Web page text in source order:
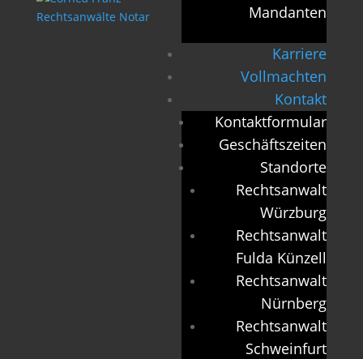
Mandanten
Karriere
Vollmachten
Kontakt
Kontaktformular
Geschäftszeiten
Standorte
Rechtsanwalt
Würzburg
Rechtsanwalt
Fulda Künzell
Rechtsanwalt
Nürnberg
Rechtsanwalt
Schweinfurt